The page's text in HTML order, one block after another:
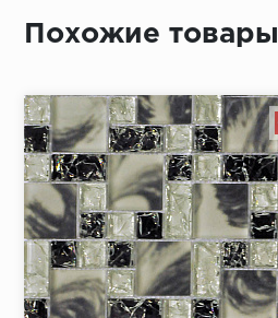
Похожие товары